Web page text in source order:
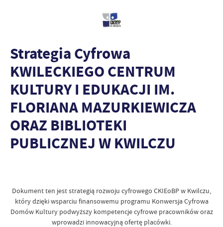
Strategia Cyfrowa
KWILECKIEGO CENTRUM
KULTURY I EDUKACJI IM.
FLORIANA MAZURKIEWICZA
ORAZ BIBLIOTEKI
PUBLICZNEJ W KWILCZU
Dokument ten jest strategią rozwoju cyfrowego CKIEoBP w Kwilczu,
który dzięki wsparciu finansowemu programu Konwersja Cyfrowa
Domów Kultury podwyższy kompetencje cyfrowe pracowników oraz
wprowadzi innowacyjną ofertę placówki.